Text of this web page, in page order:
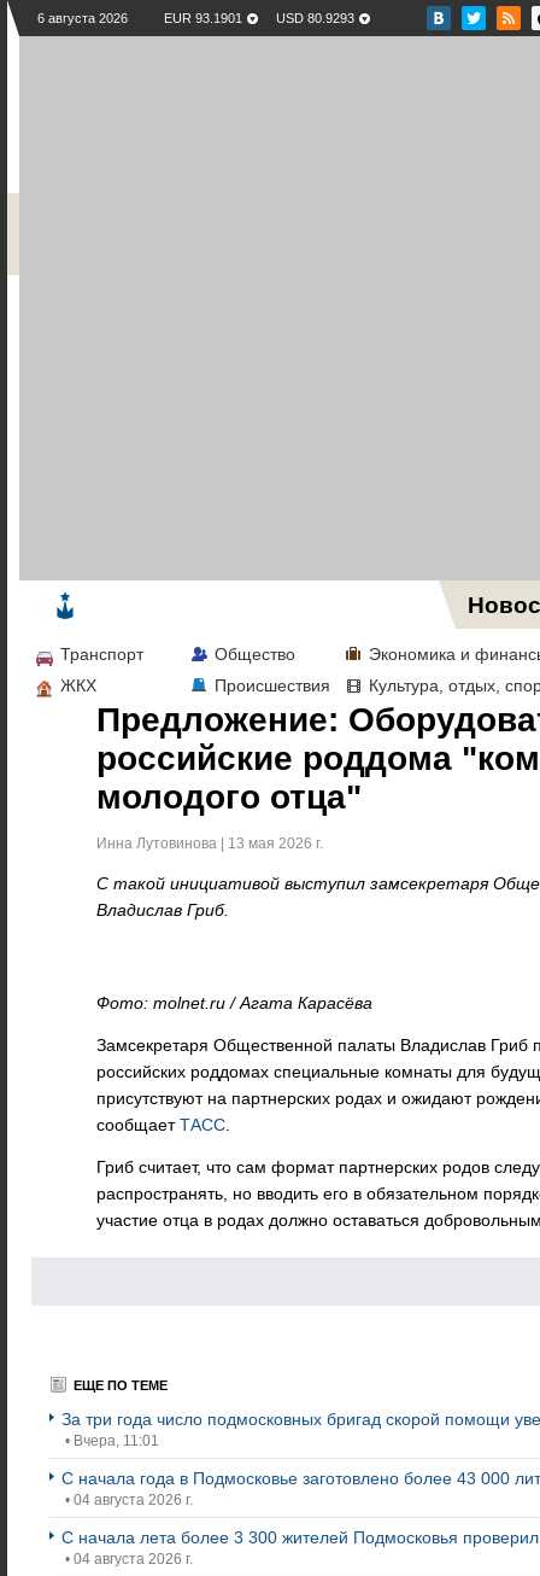
6 августа 2026 EUR 93.1901 USD 80.9293
Транспорт Общество
Экономика и
ЖКХ
Происшествия Культура, отдых,
Предложение:
российские роддома
молодого отца"
Инна Лутовинова | 13 мая 2026 г.
С такой инициативой выступил замсекретаря
Владислав Гриб.
Фото: molnet.ru / Агата Карасёва
Замсекретаря Общественной палаты Владислав Гриб
российских роддомах специальные комнаты для
присутствуют на партнерских родах и ожидают
сообщаетТАСС
Гриб считает, что сам формат партнерских родов
распространять, но вводить его в обязательном
участие отца в родах должно оставаться
ЕЩЕ ПО ТЕМЕ
За три года число подмосковных бригад скорой помощи
• Вчера, 11:01
С начала года в Подмосковье заготовлено более 43 000
• 04 августа 2026 г.
С начала лета более 3 300 жителей Подмосковья
• 04 августа 2026 г.